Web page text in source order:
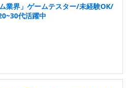
業界」ゲームテスター/未経験OK/
代活躍中